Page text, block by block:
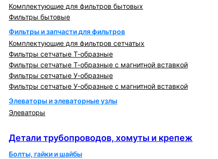
Комплектующие для фильтров бытовых
Фильтры бытовые
Фильтры и запчасти для фильтров
Комплектующие для фильтров сетчатых
Фильтры сетчатые Т-образные
Фильтры сетчатые Т-образные с магнитной вставкой
Фильтры сетчатые У-образные
Фильтры сетчатые У-образные с магнитной вставкой
Элеваторы и элеваторные узлы
Элеваторы
Детали трубопроводов, хомуты и крепеж
Болты, гайки и шайбы